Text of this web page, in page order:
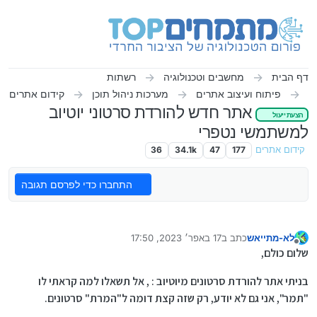
דף הבית מחשבים וטכנולוגיה
רשתות
פיתוח ועיצוב אתרים
מערכות ניהול תוכן קידום אתרים
הצעת ייעול
אתר חדש להורדת סרטוני יוטיוב
למשתמשי נטפרי
קידום אתרים 177
47
34.1k
36
התחברו כדי לפרסם תגובה
מנותק
לא-מתייאשכתב ב17 באפר׳ 2023, 17:50
נערך לאחרונה על ידי לא-מתייאש
שלום כולם,
בניתי אתר להורדת סרטונים מיוטיוב : , אל תשאלו למה קראתי לו
"תמר", אני גם לא יודע, רק שזה קצת דומה ל"המרת" סרטונים.